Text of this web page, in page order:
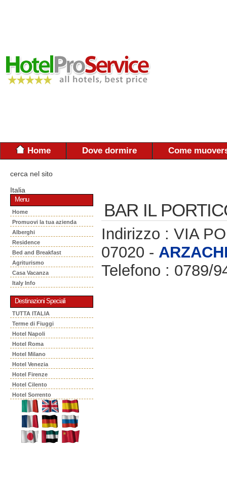
Home Dove dormire Come
cerca nel sito
Italia
Menu
Home
Promuovi la tua azienda
Alberghi
Residence
Bed and Breakfast
Agriturismo
Casa Vacanza
Italy Info
Destinazioni Speciali
TUTTA ITALIA
Terme di Fiuggi
Hotel Napoli
Hotel Roma
Hotel Milano
Hotel Venezia
Hotel Firenze
Hotel Cilento
Hotel Sorrento
BAR IL
Indirizzo : VIA
07020 -
Telefono : 0789/